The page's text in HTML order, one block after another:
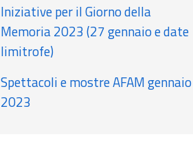
Iniziative per il Giorno della
Memoria 2023 (27 gennaio e date
limitrofe)
Spettacoli e mostre AFAM gennaio
2023